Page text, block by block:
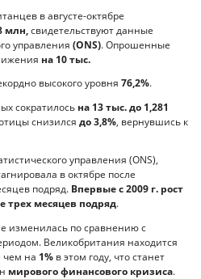
в августе-октябре
млн,свидетельствуют данные
управления (ONS). Опрошенные
на 10 тыс.
высокого уровня 76,2%.
сократилось на 13 тыс. до 1,281
снизился до 3,8%, вернувшись к
управления (ONS),
в октябре после
подряд. Впервые с 2009 г. рост
трех месяцев подряд.
изменилась по сравнению с
Великобритания находится
чем на 1% в этом году, что станет
мирового финансового кризиса.